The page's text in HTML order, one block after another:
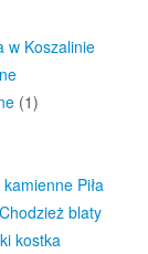
w Koszalinie
(1)
Piła
blaty
kostka